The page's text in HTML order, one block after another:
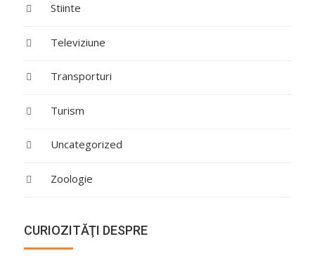
Stiinte
Televiziune
Transporturi
Turism
Uncategorized
Zoologie
CURIOZITĂŢI DESPRE